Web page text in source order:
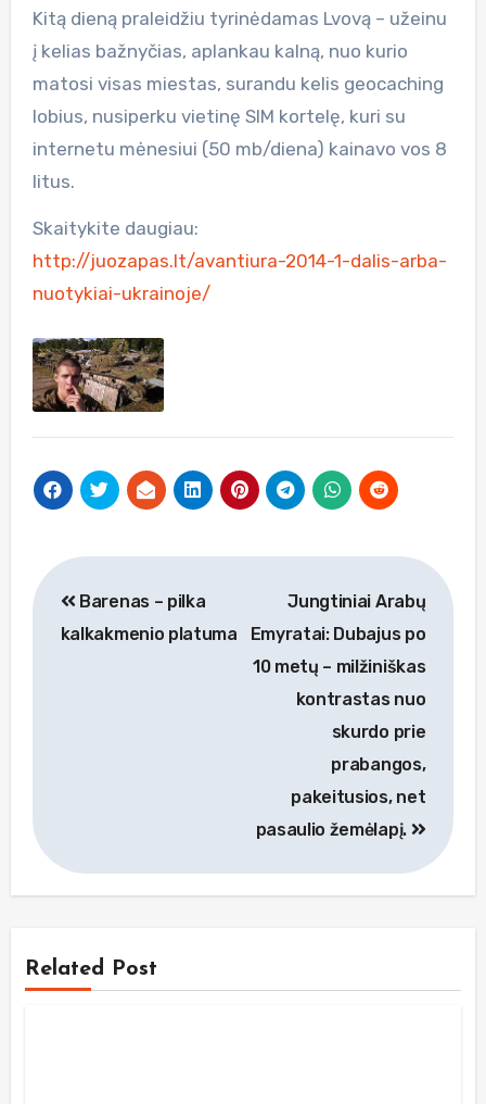
Kitą dieną praleidžiu tyrinėdamas Lvovą – užeinu
į kelias bažnyčias, aplankau kalną, nuo kurio
matosi visas miestas, surandu kelis geocaching
lobius, nusiperku vietinę SIM kortelę, kuri su
internetu mėnesiui (50 mb/diena) kainavo vos 8
litus.
Skaitykite daugiau:
http://juozapas.lt/avantiura-2014-1-dalis-arba-
nuotykiai-ukrainoje/
Navigacija
tarp
Barenas – pilka
kalkakmenio platuma
Jungtiniai Arabų
Emyratai: Dubajus po
10 metų – milžiniškas
kontrastas nuo
skurdo prie
prabangos,
pakeitusios, net
pasaulio žemėlapį.
Related Post